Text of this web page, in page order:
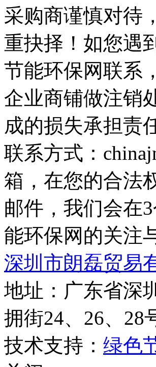
采购商谨慎对待
重抉择！如您遇
节能环保网联系
企业商铺做注销
成的损失承担责
联系方式：
箱，在您的合法
邮件，我们会在
能环保网的关注
深圳市朗磊贸易
地址：广东省深
拥街24、26、28
技术支持： 绿色